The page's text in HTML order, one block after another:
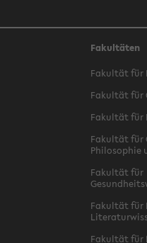
Fakultäten
Fakultät für
Fakultät für
Fakultät für
Fakultät für
Philosophie
Fakultät für
Fakultät für
Fakultät für